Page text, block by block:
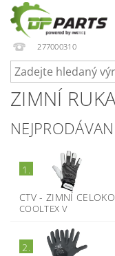
277000310
ZIMNÍ
1.
CTV - ZIMNÍ
COOLTEX V
2.